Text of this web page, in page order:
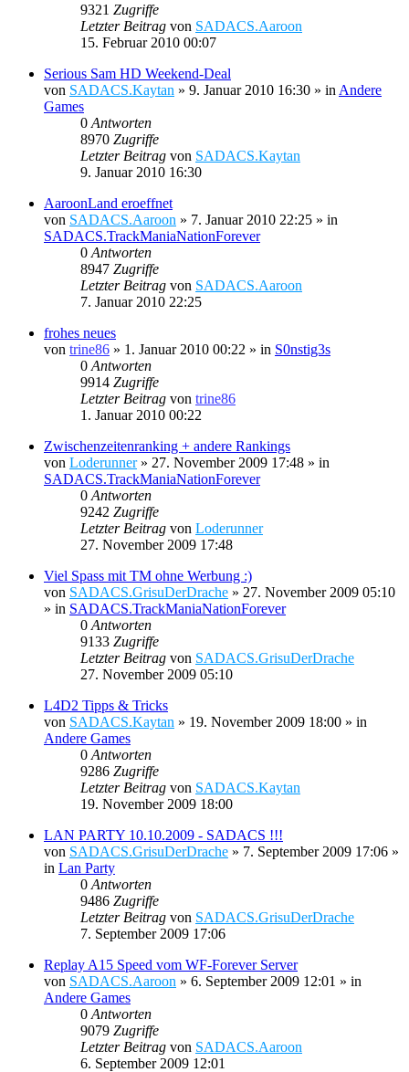
9321 Zugriffe
Letzter Beitrag von SADACS.Aaroon
15. Februar 2010 00:07
Serious Sam HD Weekend-Deal
von SADACS.Kaytan » 9. Januar 2010 16:30 » in Andere
Games
0 Antworten
8970 Zugriffe
Letzter Beitrag von SADACS.Kaytan
9. Januar 2010 16:30
AaroonLand eroeffnet
von SADACS.Aaroon » 7. Januar 2010 22:25 » in
SADACS.TrackManiaNationForever
0 Antworten
8947 Zugriffe
Letzter Beitrag von SADACS.Aaroon
7. Januar 2010 22:25
frohes neues
von trine86 » 1. Januar 2010 00:22 » in S0nstig3s
0 Antworten
9914 Zugriffe
Letzter Beitrag von trine86
1. Januar 2010 00:22
Zwischenzeitenranking + andere Rankings
von Loderunner» 27. November 2009 17:48 » in
SADACS.TrackManiaNationForever
0 Antworten
9242 Zugriffe
Letzter Beitrag von Loderunner
27. November 2009 17:48
Viel Spass mit TM ohne Werbung :)
von SADACS.GrisuDerDrache » 27. November 2009 05:10
» in SADACS.TrackManiaNationForever
0 Antworten
9133 Zugriffe
Letzter Beitrag von SADACS.GrisuDerDrache
27. November 2009 05:10
L4D2 Tipps & Tricks
von SADACS.Kaytan » 19. November 2009 18:00 » in
Andere Games
0 Antworten
9286 Zugriffe
Letzter Beitrag von SADACS.Kaytan
19. November 2009 18:00
LAN PARTY 10.10.2009 - SADACS !!!
von SADACS.GrisuDerDrache » 7. September 2009 17:06 »
in Lan Party
0 Antworten
9486 Zugriffe
Letzter Beitrag von SADACS.GrisuDerDrache
7. September 2009 17:06
Replay A15 Speed vom WF-Forever Server
von SADACS.Aaroon » 6. September 2009 12:01 » in
Andere Games
0 Antworten
9079 Zugriffe
Letzter Beitrag von SADACS.Aaroon
6. September 2009 12:01